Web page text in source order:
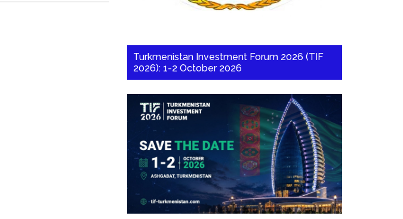
Turkmenistan Investment Forum 2026 (TIF
2026): 1-2 October 2026